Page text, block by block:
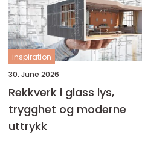
inspiration
30. June 2026
Rekkverk i glass lys,
trygghet og moderne
uttrykk